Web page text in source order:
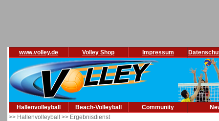
www.volley.de Volley Shop Impressum
Hallenvolleyball Beach-Volleyball Community
>> Hallenvolleyball >> Ergebnisdienst